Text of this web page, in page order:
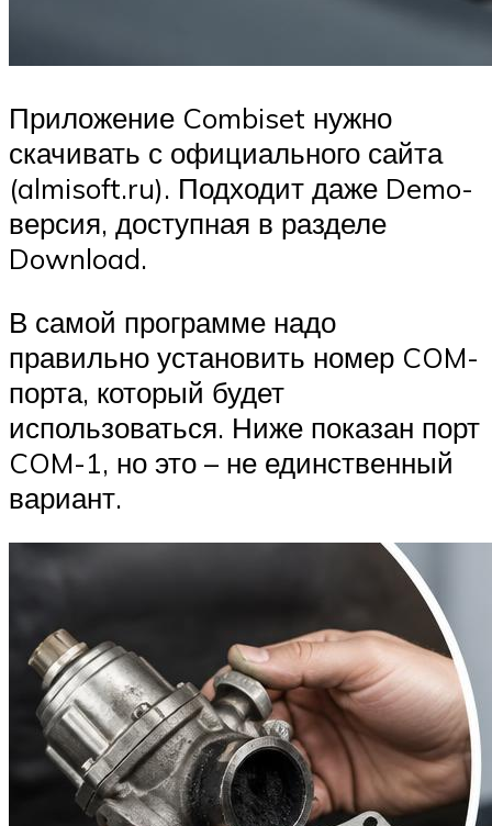
Приложение Combiset нужно
скачивать с официального сайта
(almisoft.ru). Подходит даже Demo-
версия, доступная в разделе
Download.
В самой программе надо
правильно установить номер COM-
порта, который будет
использоваться. Ниже показан порт
COM-1, но это – не единственный
вариант.